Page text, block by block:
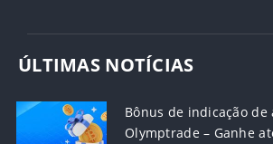
ÚLTIMAS NOTÍCIAS
Bônus de indicação de
Olymptrade – Ganhe